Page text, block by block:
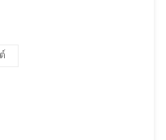
ออกแบบตามรูปร่างและ
พร้อมกันได้ และแม้แต่เลือก